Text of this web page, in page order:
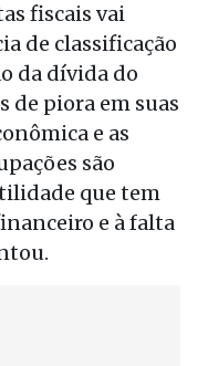
fiscais vai
de classificação
da dívida do
de piora em suas
e as
são
que tem
e à falta